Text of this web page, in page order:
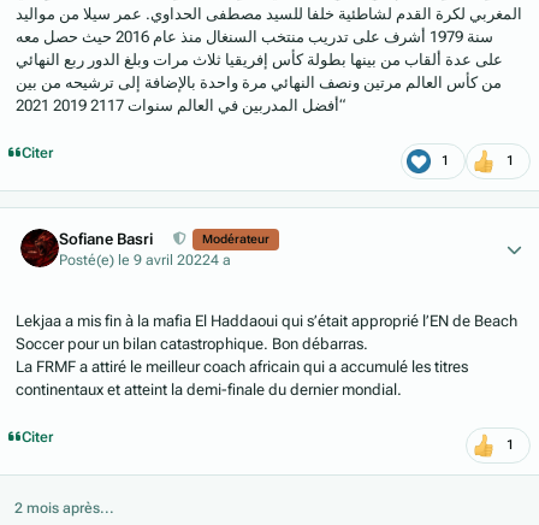
Citer 1 1
Sofiane Basri Modérateur
Posté(e) le 9 avril 20224 a
Lekjaa a mis fin à la mafia El Haddaoui qui s’était approprié l’EN de Beach
Soccer pour un bilan catastrophique. Bon débarras.
La FRMF a attiré le meilleur coach africain qui a accumulé les titres
continentaux et atteint la demi-finale du dernier mondial.
Citer 1
2 mois après...